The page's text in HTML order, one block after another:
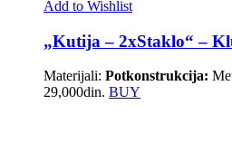
Add to Wishlist
„Kutija – 2xStaklo“ –
Materijali: Potkonstrukcija:
29,000din. BUY